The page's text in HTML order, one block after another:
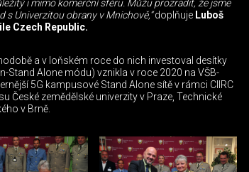
i mimo komerční sféru. Můžu prozradit, že jsme
s Univerzitou obrany v Mnichově,“doplňuje Luboš
Czech Republic.
a v loňském roce do nich investoval desítky
Alone módu) vznikla v roce 2020 na VŠB-
5G kampusové Stand Alone sítě v rámci CIIRC
České zemědělské univerzity v Praze, Technické
v Brně.